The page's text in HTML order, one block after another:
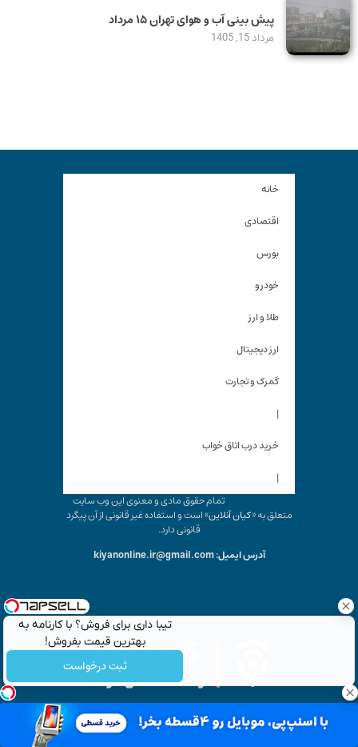
تیبا داری برای فروش؟ با کارنامه به
بهترین قیمت بفروش!
ثبت درخواست
پیش بینی آب و هوای تهران ۱۵ مرداد
مرداد 15, 1405
خانه
اقتصادی
بورس
خودرو
طلا و ارز
ارز دیجیتال
گمرک و تجارت
|
خرید درب اتاق خواب
|
تمام حقوق مادی و معنوی این وب سایت
متعلق به «کیان آنلاین» است و استفاده غیر قانونی از آن پیگرد
قانونی دارد.
آدرس ایمیل: kiyanonline.ir@gmail.com